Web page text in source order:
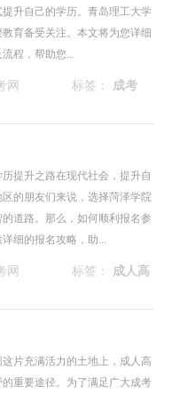
升自己的学历。青岛理工大学
育备受关注。本文将为您详细
程，帮助您...
网 标签：
成考
提升之路在现代社会，提升自
的朋友们来说，选择菏泽学院
道路。那么，如何顺利报名参
细的报名攻略，助...
网 标签：
成人高
片充满活力的土地上，成人高
重要途径。为了满足广大成考